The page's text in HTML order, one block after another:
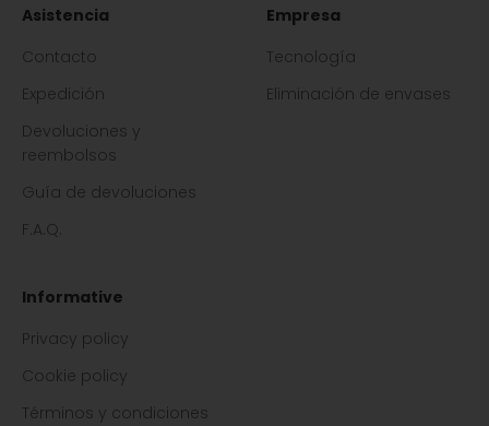
Asistencia
Contacto
Expedición
Devoluciones y
reembolsos
Guía de devoluciones
F.A.Q.
Empresa
Tecnología
Eliminación de envases
Informative
Privacy policy
Cookie policy
Términos y condiciones